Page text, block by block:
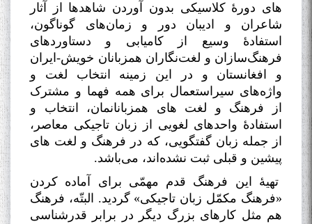
های دورۀ کلاسیکی بدون آوردن شاهدها از آثار
شاعران و ادیبان دور و زمان‌های گوناگون،
استفادۀ وسیع از کامیابی و دستاوردهای
فرهنگ‌سازان و لغت‌نگاران همزبانان خویش-ایران
و افغانستان و در این زمینه انتخاب لغت و
واژه‌های سیراستعمال برای همه فهما و مشترک
از فرهنگ و لغت های همزبانانمان، انتخاب و
استفادۀ واحدهای لغویی از زبان تاجیکی معاصر،
از جمله زبان گفتگویی، که در فرهنگ و لغت های
پیشین و قبلی ثبت نشده‌اند، می‌باشد.
تهیۀ این فرهنگ قدم مهمّی برای آماده کردن
«فرهنگ مکمّل زبان تاجیکی» گردید. البتّه، فرهنگ
هم مثل کارهای بزرگ دیگر در برابر قدر‌شناسی